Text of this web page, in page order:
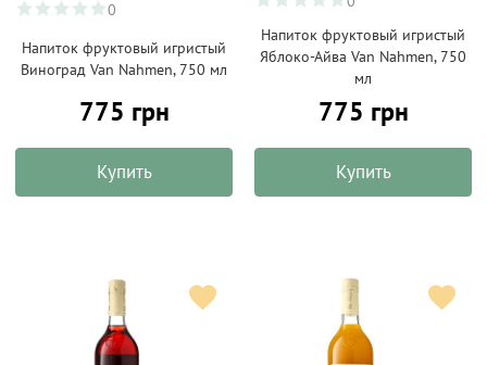
0
Напиток фруктовый игристый
Виноград Van Nahmen, 750 мл
775 грн
Купить
Напиток фруктовый игристый
Яблоко-Айва Van Nahmen, 750
мл
775 грн
Купить